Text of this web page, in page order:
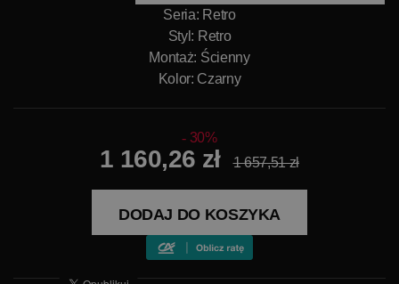
Seria: Retro
Styl: Retro
Montaż: Ścienny
Kolor: Czarny
30%
1 160,26 zł 1 657,51 zł
DODAJ DO KOSZYKA